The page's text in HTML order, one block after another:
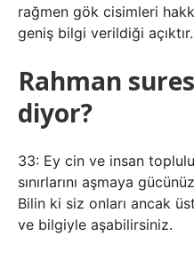
rağmen gök cisimleri
geniş bilgi verildiği açıktır.
Rahman
diyor?
33: Ey cin ve insan
sınırlarını aşmaya
Bilin ki siz onları ancak
ve bilgiyle aşabilirsiniz.